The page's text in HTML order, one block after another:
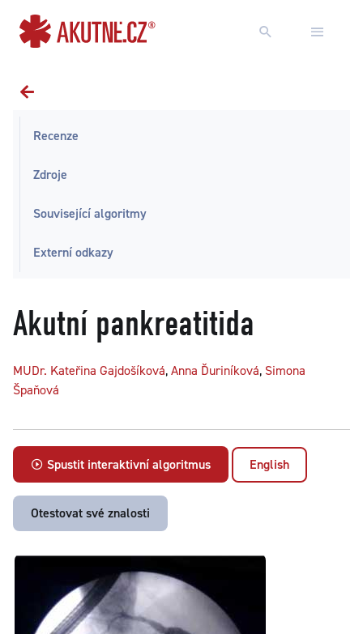
Akutní pankreatitida
MUDr. Kateřina Gajdošíková,Anna Ďuriníková, Simona
Špaňová
Spustit interaktivní algoritmus English
Otestovat své znalosti
Recenze
Zdroje
Související algoritmy
Externí odkazy